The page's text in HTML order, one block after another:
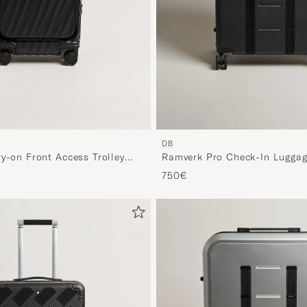
on Front Access Trolley
DB
Ramverk Pro Check-In
Silver/Black
750€